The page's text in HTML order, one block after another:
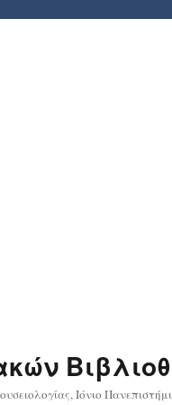
Ιόνιο